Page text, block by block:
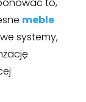
meble
systemy,